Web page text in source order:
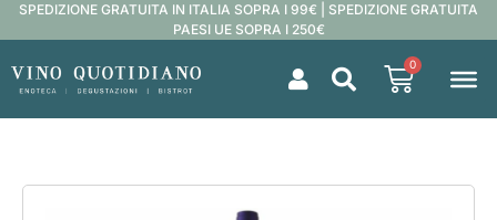
SPEDIZIONE GRATUITA IN ITALIA SOPRA I 99€ | SPEDIZIONE GRATUITA
PAESI UE SOPRA I 250€
0